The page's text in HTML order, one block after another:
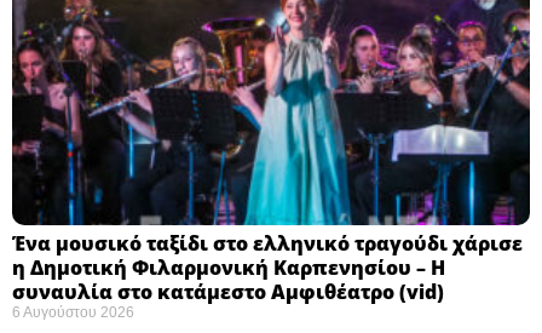
Ένα μουσικό ταξίδι στο ελληνικό τραγούδι χάρισε
η Δημοτική Φιλαρμονική Καρπενησίου – Η
συναυλία στο κατάμεστο Αμφιθέατρο (vid)
6 Αυγούστου 2026